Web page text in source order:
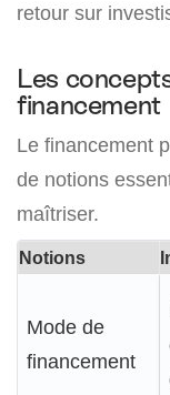
retour sur
Les
financement
Le financement
de notions
maîtriser.
Notions
Mode de
financement